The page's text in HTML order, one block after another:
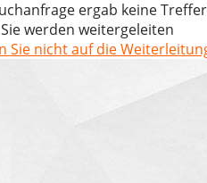
ergab keine
Sie werden weitergeleiten
Sie nicht auf die